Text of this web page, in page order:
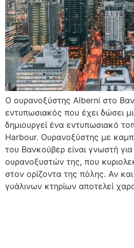
Ο ουρανοξύστης Alberni στο
εντυπωσιακός που έχει δώσει
δημιουργεί ένα εντυπωσιακό
Harbour. Ουρανοξύστης με
του Βανκούβερ είναι γνωστή
ουρανοξυστών της, που
στον ορίζοντα της πόλης. Αν
γυάλινων κτηρίων αποτελεί